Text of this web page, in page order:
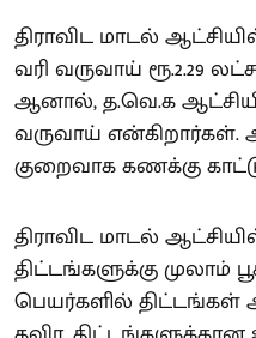
திராவிட மாடல்
வரி வருவாய் ரூ.2.29
ஆனால், த.வெ.க
வருவாய் என்கிறார்கள்.
குறைவாக கணக்கு
திராவிட மாடல்
திட்டங்களுக்கு முலாம்
பெயர்களில் திட்டங்கள்